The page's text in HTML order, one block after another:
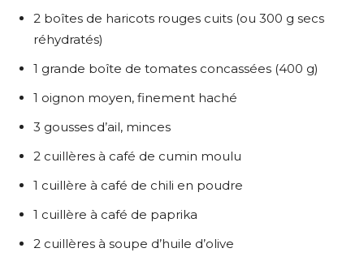
2 boîtes de haricots rouges cuits (ou 300 g secs
réhydratés)
1 grande boîte de tomates concassées (400 g)
1 oignon moyen, finement haché
3 gousses d’ail, minces
2 cuillères à café de cumin moulu
1 cuillère à café de chili en poudre
1 cuillère à café de paprika
2 cuillères à soupe d’huile d’olive